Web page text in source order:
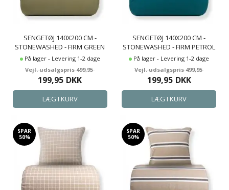
SENGETØJ 140X200 CM -
STONEWASHED - FIRM GREEN
På lager - Levering 1-2 dage
499,95
199,95 DKK
SENGETØJ 140X200 CM -
STONEWASHED - FIRM PETROL
På lager - Levering 1-2 dage
499,95
199,95 DKK
SPAR
50%
SPAR
50%